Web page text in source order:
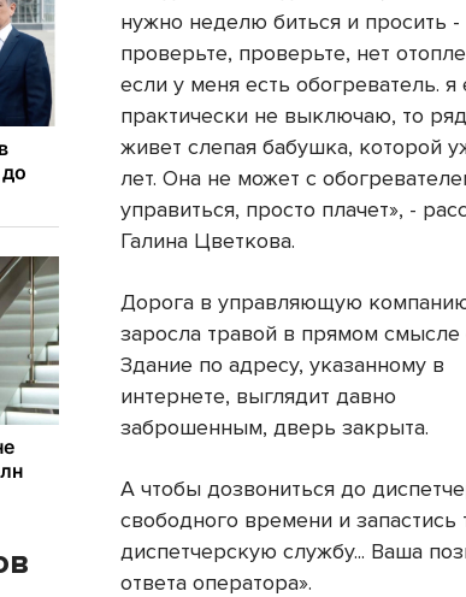
нужно неделю биться и просить -
проверьте, проверьте, нет
если у меня есть обогреватель. я
практически не выключаю, то
живет слепая бабушка, которой
лет. Она не может с
управиться, просто плачет», -
Галина Цветкова.
Дорога в управляющую
заросла травой в прямом смысле
Здание по адресу, указанному в
интернете, выглядит давно
заброшенным, дверь закрыта.
А чтобы дозвониться до
свободного времени и
диспетчерскую службу... Ваша
ответа оператора».